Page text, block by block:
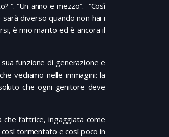
“. “Un anno e mezzo”. “Così
sarà diverso quando non hai i
è mio marito ed è ancora il
funzione di generazione e
vediamo nelle immagini: la
che ogni genitore deve
l’attrice, ingaggiata come
tormentato e così poco in